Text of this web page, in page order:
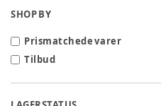
SHOP BY
Prismatchede varer
Tilbud